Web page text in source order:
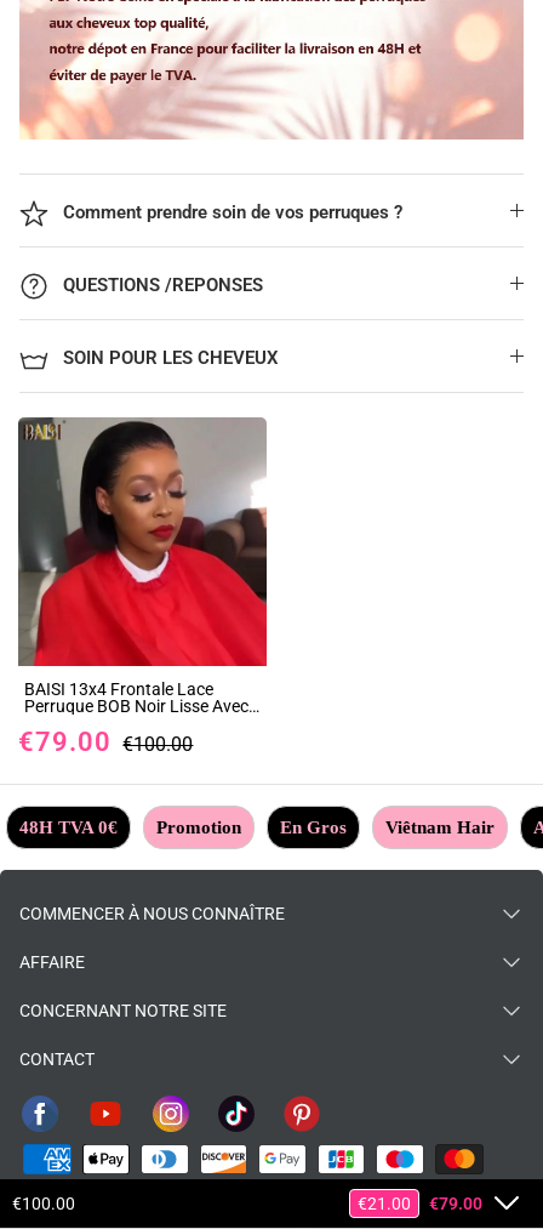
Comment prendre soin de vos perruques ?
QUESTIONS /REPONSES
SOIN POUR LES CHEVEUX
€100.00 €21.00 €79.00
BAISI 13x4 Frontale Lace
Perruque BOB Noir Lisse Avec
Naturels
€79.00 €100.00
48H TVA 0€ Promotion En Gros Viêtnam Hair
COMMENCER À NOUS CONNAÎTRE
AFFAIRE
CONCERNANT NOTRE SITE
CONTACT